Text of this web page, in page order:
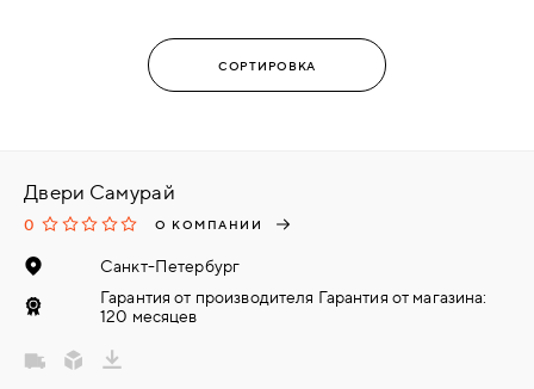
Двери Самурай
0 О КОМПАНИИ
Санкт-Петербург
Гарантия от производителя Гарантия от магазина:
120 месяцев